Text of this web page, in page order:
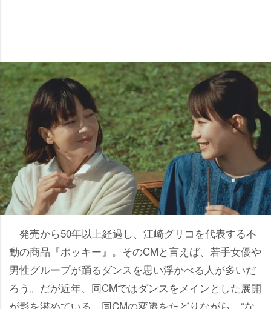
発売から50年以上経過し、江崎グリコを代表する不
動の商品『ポッキー』。そのCMと言えば、若手女優
男性グループが踊るダンスを思い浮かべる人が多いだ
ろう。だが近年、同CMではダンスをメインとした展開
が影を潜めている。同CMの変遷をたどりながら、“な